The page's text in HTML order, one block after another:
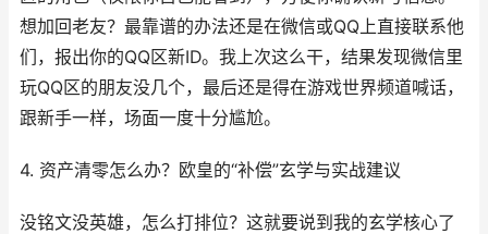
想加回老友？最靠谱的办法还是在微信或QQ上直接联系他
们，报出你的QQ区新ID。我上次这么干，结果发现微信里
玩QQ区的朋友没几个，最后还是得在游戏世界频道喊话，
跟新手一样，场面一度十分尴尬。
4. 资产清零怎么办？欧皇的“补偿”玄学与实战建议
没铭文没英雄，怎么打排位？这就要说到我的玄学核心了